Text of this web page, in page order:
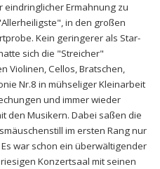
Ermahnung zu
in den großen
Kein geringerer als Star-
sich die "Streicher"
Violinen, Cellos, Bratschen,
Nr.8 in mühseliger Kleinarbeit
und immer wieder
den Musikern. Dabei saßen die
im ersten Rang nur
war schon ein überwältigender
Konzertsaal mit seinen